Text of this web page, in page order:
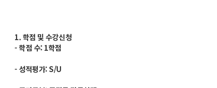
1. 학점 및 수강신청
- 학점 수: 1학점
- 성적평가: S/U